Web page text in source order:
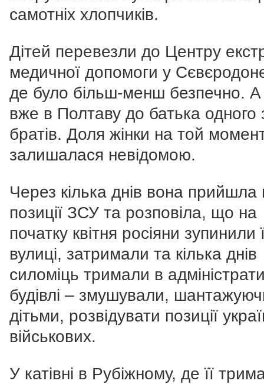
самотніх хлопчиків.
Дітей перевезли до Центру
медичної допомоги у
де було більш-менш безпечно. А
вже в Полтаву до батька одного
братів. Доля жінки на той
залишалася невідомою.
Через кілька днів вона прийшла
позиції ЗСУ та розповіла, що на
початку квітня росіяни зупинили
вулиці, затримали та кілька днів
силоміць тримали в
будівлі – змушували,
дітьми, розвідувати позиції
військових.
У катівні в Рубіжному, де її